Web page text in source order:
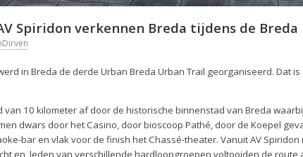
Spiridon verkennen Breda tijdens de
in Breda de derde Urban Breda Urban Trail georganiseerd. Dat
van 10 kilometer af door de historische binnenstad van Breda
dwars door het Casino, door bioscoop Pathé, door de Koepel
bar en vlak voor de finish het Chassé-theater. Vanuit AV
en leden van verschillende hardloopgroepen voltooiden de route